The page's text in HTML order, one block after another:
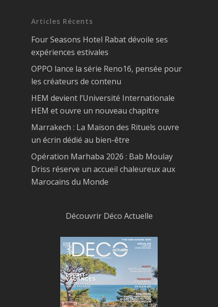
Articles Récents
Four Seasons Hotel Rabat dévoile ses
expériences estivales
OPPO lance la série Reno16, pensée pour
les créateurs de contenu
HEM devient l’Université Internationale
HEM et ouvre un nouveau chapitre
Marrakech : La Maison des Rituels ouvre
un écrin dédié au bien-être
Opération Marhaba 2026 : Bab Moulay
Driss réserve un accueil chaleureux aux
Marocains du Monde
Découvrir Déco Actuelle